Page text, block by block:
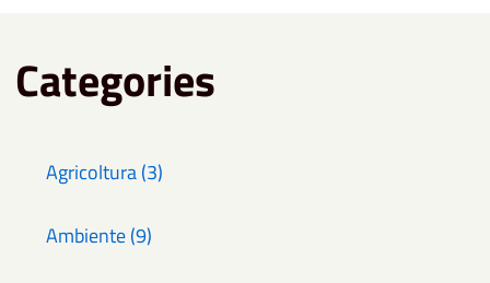
Categories
Agricoltura (3)
Ambiente (9)